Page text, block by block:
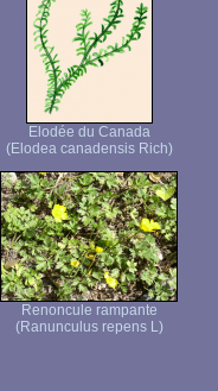
Elodée du Canada
(Elodea canadensis Rich)
Renoncule rampante
(Ranunculus repens L)